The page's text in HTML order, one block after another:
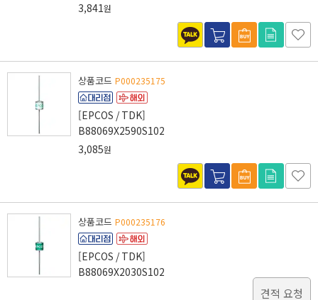
3,841원
상품코드 P000235175
[EPCOS / TDK]
B88069X2590S102
3,085원
상품코드 P000235176
[EPCOS / TDK]
B88069X2030S102
견적 요청